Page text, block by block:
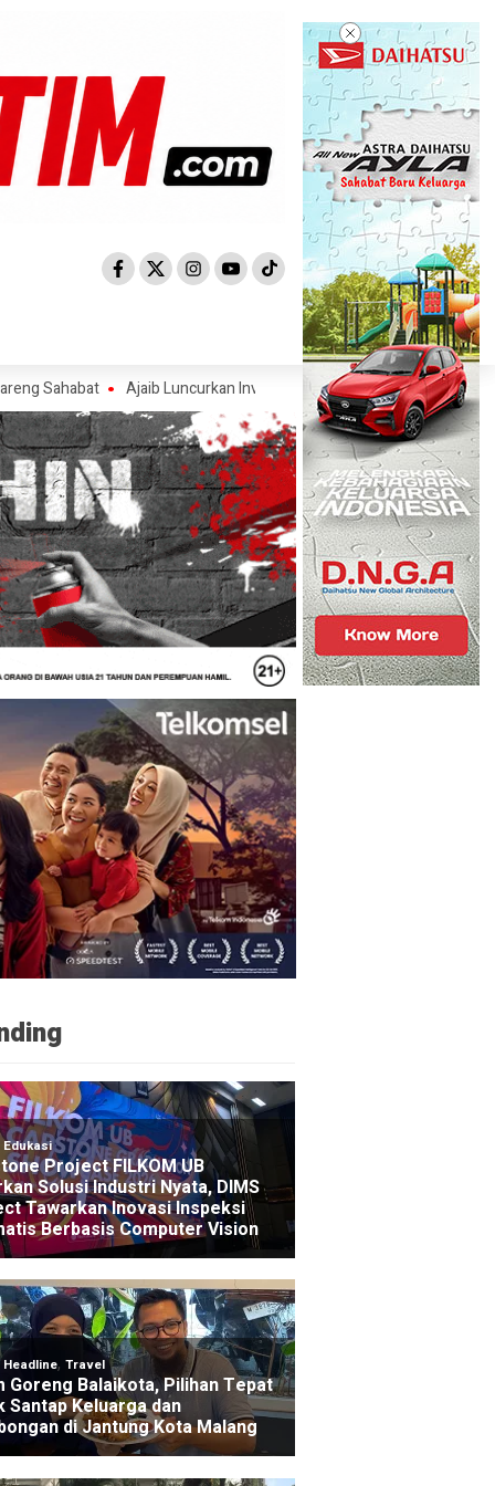
Ajaib Luncurkan Investasi Saham AS, Ajak Investor Manfaatkan
Jatim Bebaskan Tunggakan Pajak Motor Ojol